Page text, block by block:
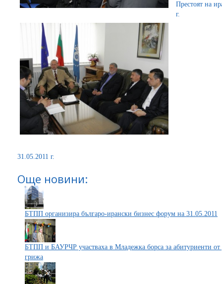
Престоят на
г.
31.05.2011 г.
Още новини:
БТПП организира българо-ирански бизнес форум на 31.05.2011
БТПП и БАУРЧР участваха в Младежка борса за абитуриенти от
грижа